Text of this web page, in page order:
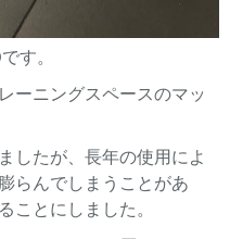
す。
ーニングスペースのマッ
したが、長年の使用によ
らんでしまうことがあ
ことにしました。